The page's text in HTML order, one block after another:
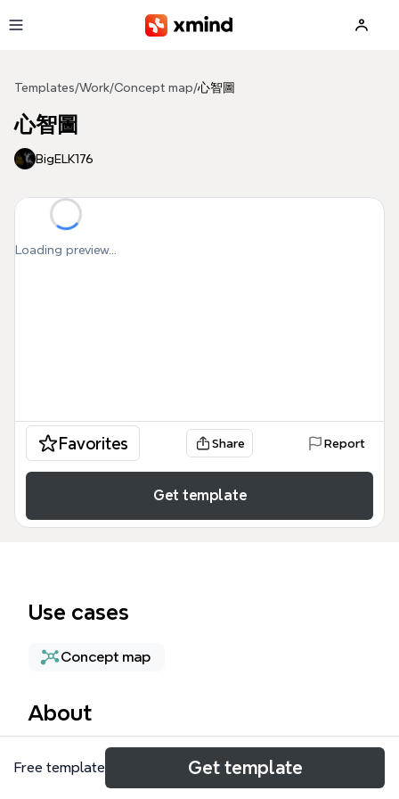
Templates/Work/Concept map/心智圖
心智圖
BigELK176
Loading preview...
Favorites Share Report
Get template
Use cases
Concept map
About
这份心智图模板是一份专为初学者设计的视觉化阅读指
南，通过 8 个核心步骤系统化地拆解了如何高效理解
Free template Get template